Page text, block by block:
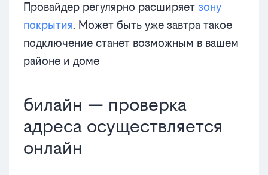
Провайдер регулярно расширяет зону
покрытия. Может быть уже завтра такое
подключение станет возможным в вашем
районе и доме
билайн — проверка
адреса осуществляется
онлайн